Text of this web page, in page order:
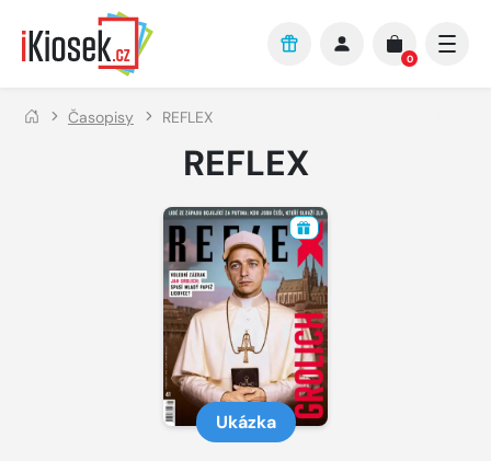
Přejít na hlavní obsah
0
Časopisy REFLEX
REFLEX
Ukázka